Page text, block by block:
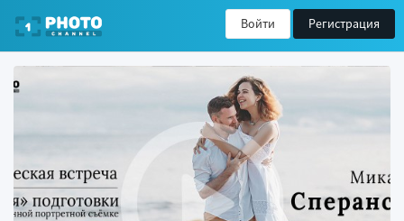
Войти Регистрация